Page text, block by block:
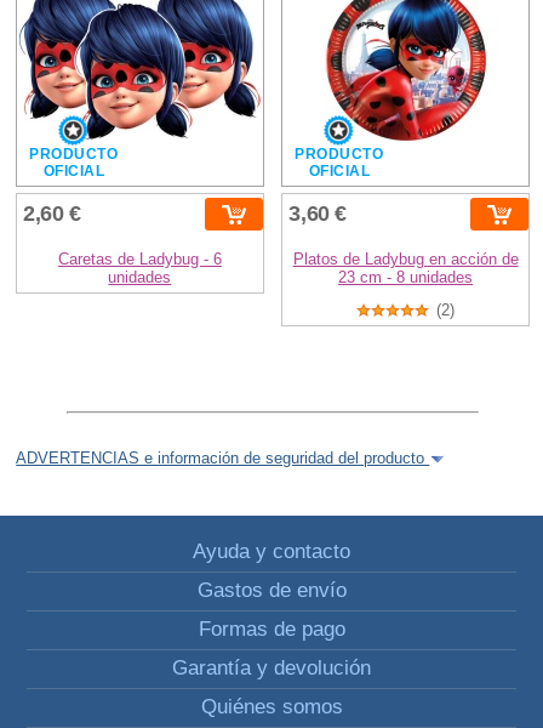
PRODUCTO
OFICIAL
2,60 €
Caretas de Ladybug - 6
unidades
PRODUCTO
OFICIAL
3,60 €
Platos de Ladybug en acción de
23 cm - 8 unidades
(2)
ADVERTENCIAS e información de seguridad del producto
Ayuda y contacto
Gastos de envío
Formas de pago
Garantía y devolución
Quiénes somos